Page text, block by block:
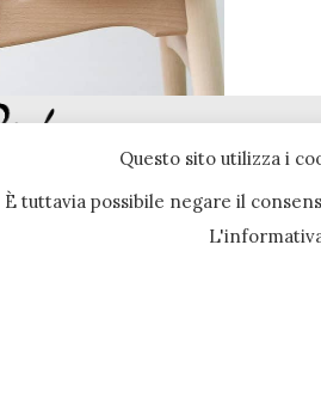
Questo sito utilizza i
È tuttavia possibile negare il